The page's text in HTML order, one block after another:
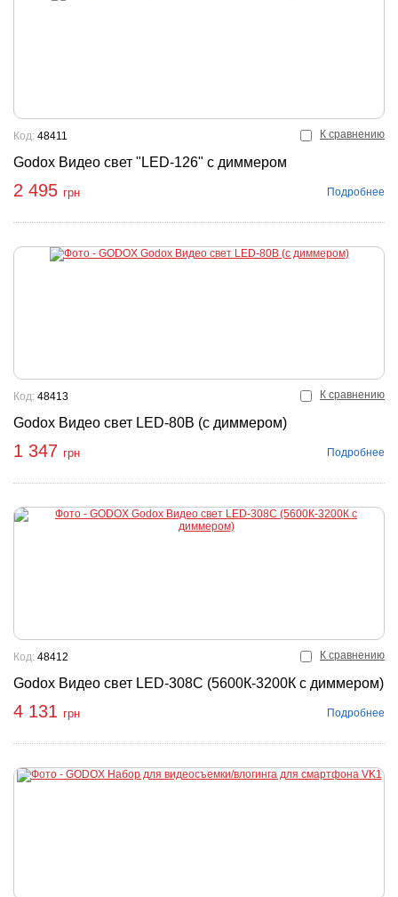
К сравнению
Godox Видео свет "LED-126" с диммером
Код: 48411
2 495 грн Подробнее
К сравнению
Godox Видео свет LED-80B (с диммером)
Код: 48413
1 347 грн Подробнее
К сравнению
Godox Видео свет LED-308C (5600К-3200К с диммером)
Код: 48412
4 131 грн Подробнее